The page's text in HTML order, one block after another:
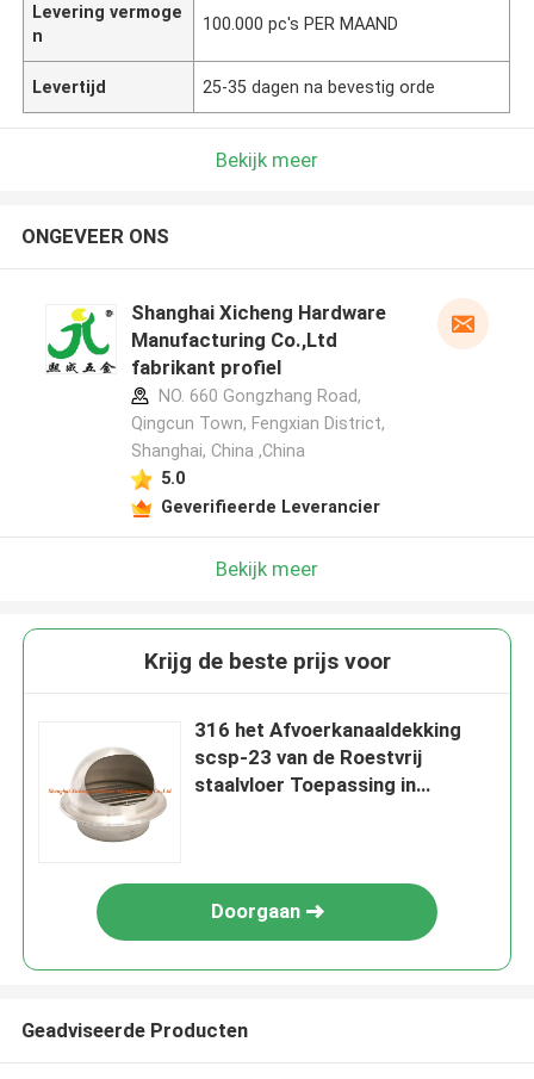
Levering vermoge
n
100.000 pc's PER MAAND
Levertijd 25-35 dagen na bevestig orde
Bekijk meer
ONGEVEER ONS
Shanghai Xicheng Hardware
Manufacturing Co.,Ltd
fabrikant profiel
NO. 660 Gongzhang Road,
Qingcun Town, Fengxian District,
Shanghai, China ,China
5.0
Geverifieerde Leverancier
Bekijk meer
Krijg de beste prijs voor
316 het Afvoerkanaaldekking
scsp-23 van de Roestvrij
staalvloer Toepassing in
Doorgaan
Geadviseerde Producten